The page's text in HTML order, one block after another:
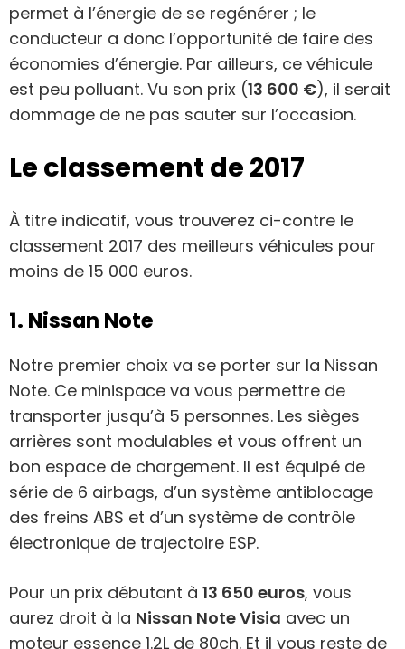
permet à l’énergie de se regénérer ; le
conducteur a donc l’opportunité de faire des
économies d’énergie. Par ailleurs, ce véhicule
est peu polluant. Vu son prix (13 600 €), il serait
dommage de ne pas sauter sur l’occasion.
Le classement de 2017
À titre indicatif, vous trouverez ci-contre le
classement 2017 des meilleurs véhicules pour
moins de 15 000 euros.
1. Nissan Note
Notre premier choix va se porter sur la Nissan
Note. Ce minispace va vous permettre de
transporter jusqu’à 5 personnes. Les sièges
arrières sont modulables et vous offrent un
bon espace de chargement. Il est équipé de
série de 6 airbags, d’un système antiblocage
des freins ABS et d’un système de contrôle
électronique de trajectoire ESP.
Pour un prix débutant à 13 650 euros, vous
aurez droit à la Nissan Note Visia avec un
moteur essence 1.2L de 80ch. Et il vous reste de